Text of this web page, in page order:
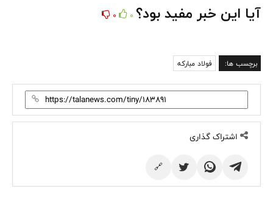
آیا این خبر مفید بود؟ 0
0
برچسب ها: فولاد مبارکه
اشتراک گذاری
🔗